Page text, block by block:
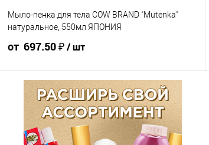
Мыло-пенка для тела COW BRAND "Mutenka"
натуральное, 550мл ЯПОНИЯ
от 697.50 ₽/ шт
775 ₽ / шт
от 10 000 ₽
736.25 ₽ / шт
от 50 000 ₽
697.50 ₽ / шт
от 250 000 ₽
Конечная стоимость позиции будет указана в корзине и
в счёте на оплату.